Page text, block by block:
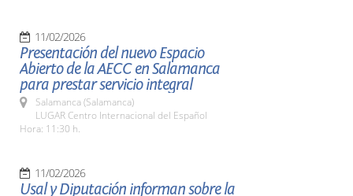
11/02/2026
Presentación del nuevo Espacio
Abierto de la AECC en Salamanca
para prestar servicio integral
Salamanca (Salamanca)
LUGAR Centro Internacional del Español
Hora: 11:30 h.
11/02/2026
Usal y Diputación informan sobre la